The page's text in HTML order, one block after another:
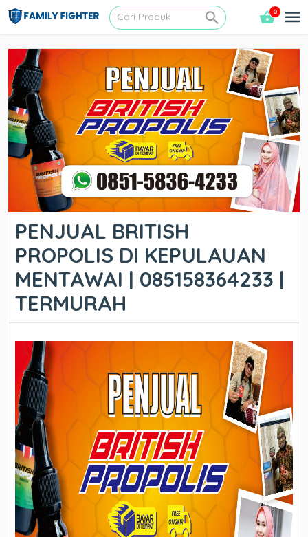
0
PENJUAL BRITISH
PROPOLIS DI KEPULAUAN
MENTAWAI | 085158364233 |
TERMURAH